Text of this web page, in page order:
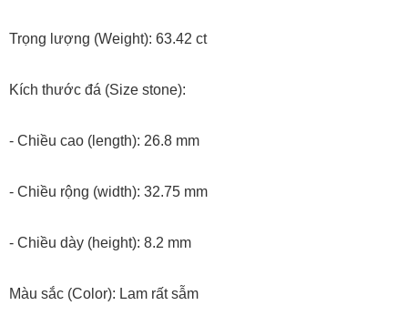
Trọng lượng (Weight): 63.42 ct
Kích thước đá (Size stone):
- Chiều cao (length): 26.8 mm
- Chiều rộng (width): 32.75 mm
- Chiều dày (height): 8.2 mm
Màu sắc (Color): Lam rất sẫm